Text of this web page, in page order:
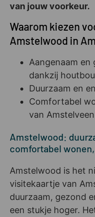
van jouw voorkeur.
Waarom kiezen
Amstelwood in
Aangenaam en
dankzij
Duurzaam en
Comfortabel
van
Amstelwood:
comfortabel
Amstelwood is het
visitekaartje van
duurzaam, gezond
een stukje hoger.